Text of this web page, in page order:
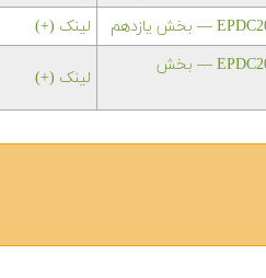
لینک (+)
دانلود رایگان مجموعه مقالات کنفرانس شبکه های توزیع نیرو EPDC2004 — بخش
لینک (+)